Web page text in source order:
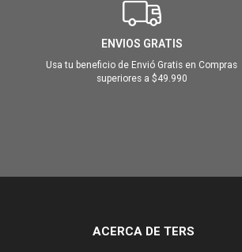
ENVIOS GRATIS
Usa tu beneficio de Envió Gratis en Compras
superiores a $49.990
ACERCA DE TERS